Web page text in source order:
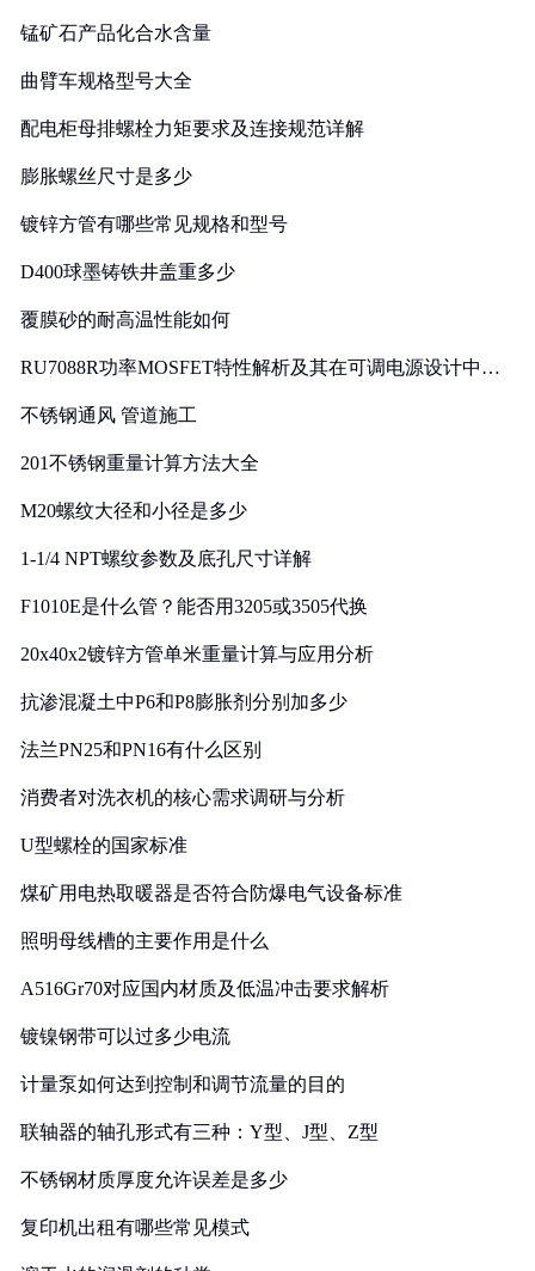
锰矿石产品化合水含量
曲臂车规格型号大全
配电柜母排螺栓力矩要求及连接规范详解
膨胀螺丝尺寸是多少
镀锌方管有哪些常见规格和型号
D400球墨铸铁井盖重多少
覆膜砂的耐高温性能如何
RU7088R功率MOSFET特性解析及其在可调电源设计中的
不锈钢通风 管道施工
201不锈钢重量计算方法大全
M20螺纹大径和小径是多少
1-1/4 NPT螺纹参数及底孔尺寸详解
F1010E是什么管？能否用3205或3505代换
20x40x2镀锌方管单米重量计算与应用分析
抗渗混凝土中P6和P8膨胀剂分别加多少
法兰PN25和PN16有什么区别
消费者对洗衣机的核心需求调研与分析
U型螺栓的国家标准
煤矿用电热取暖器是否符合防爆电气设备标准
照明母线槽的主要作用是什么
A516Gr70对应国内材质及低温冲击要求解析
镀镍钢带可以过多少电流
计量泵如何达到控制和调节流量的目的
联轴器的轴孔形式有三种：Y型、J型、Z型
不锈钢材质厚度允许误差是多少
复印机出租有哪些常见模式